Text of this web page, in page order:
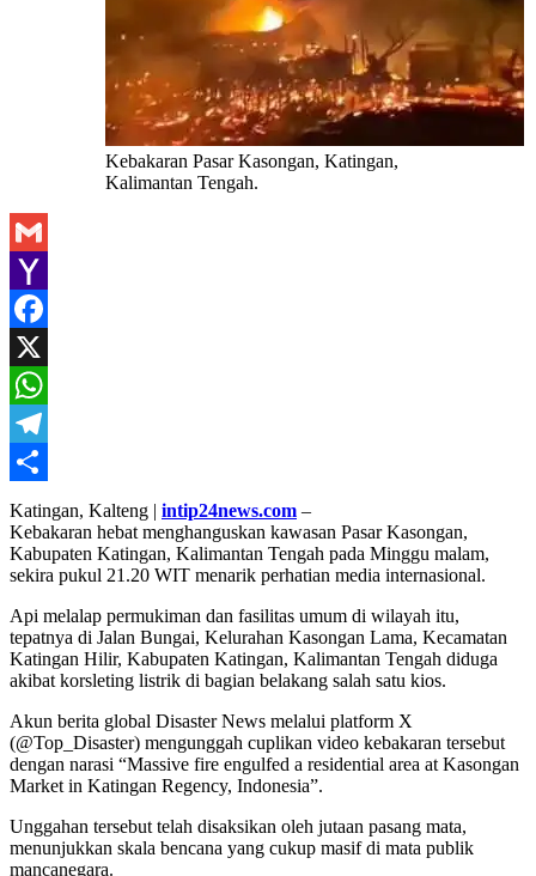
Kebakaran Pasar Kasongan, Katingan,
Kalimantan Tengah.
Gmail
Yahoo
Mail
Facebook
X
WhatsApp
Telegram
Share
Katingan, Kalteng | intip24news.com –
Kebakaran hebat menghanguskan kawasan Pasar Kasongan,
Kabupaten Katingan, Kalimantan Tengah pada Minggu malam,
sekira pukul 21.20 WIT menarik perhatian media internasional.
Api melalap permukiman dan fasilitas umum di wilayah itu,
tepatnya di Jalan Bungai, Kelurahan Kasongan Lama, Kecamatan
Katingan Hilir, Kabupaten Katingan, Kalimantan Tengah diduga
akibat korsleting listrik di bagian belakang salah satu kios.
​Akun berita global Disaster News melalui platform X
(@Top_Disaster) mengunggah cuplikan video kebakaran tersebut
dengan narasi “Massive fire engulfed a residential area at Kasongan
Market in Katingan Regency, Indonesia”.
Unggahan tersebut telah disaksikan oleh jutaan pasang mata,
menunjukkan skala bencana yang cukup masif di mata publik
mancanegara.